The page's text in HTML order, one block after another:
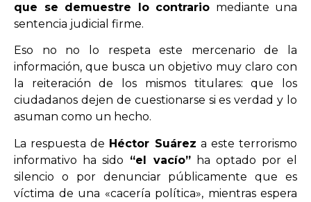
que se demuestre lo contrario mediante una
sentencia judicial firme.
Eso no no lo respeta este mercenario de la
información, que busca un objetivo muy claro con
la reiteración de los mismos titulares: que los
ciudadanos dejen de cuestionarse si es verdad y lo
asuman como un hecho.
La respuesta de Héctor Suárez a este terrorismo
informativo ha sido “el vacío”ha optado por el
silencio o por denunciar públicamente que es
víctima de una «cacería política», mientras espera